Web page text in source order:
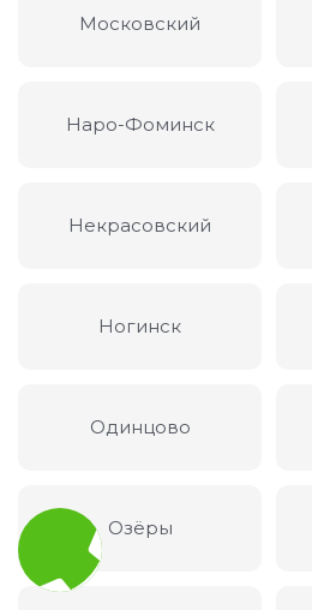
Московский
Наро-Фоминск
Некрасовский
Ногинск
Одинцово
Озёры